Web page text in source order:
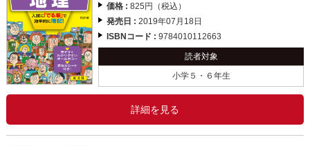
価格 :825円（税込）
発売日 :2019年07月18日
ISBNコード :9784010112663
読者対象
小学５・６年生
詳細を見る